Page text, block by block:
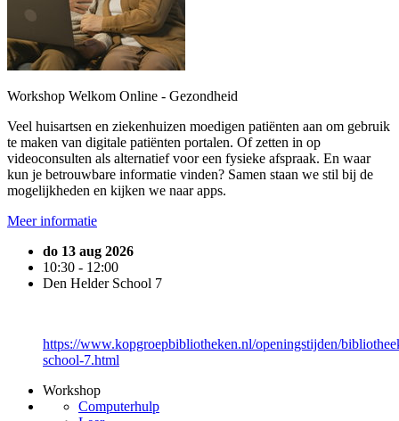
Workshop Welkom Online - Gezondheid
Veel huisartsen en ziekenhuizen moedigen patiënten aan om gebruik
te maken van digitale patiënten portalen. Of zetten in op
videoconsulten als alternatief voor een fysieke afspraak. En waar
kun je betrouwbare informatie vinden? Samen staan we stil bij de
mogelijkheden en kijken we naar apps.
Meer informatie
do 13 aug 2026
10:30 - 12:00
Den Helder School 7
https://www.kopgroepbibliotheken.nl/openingstijden/
school-7.html
Workshop
Computerhulp